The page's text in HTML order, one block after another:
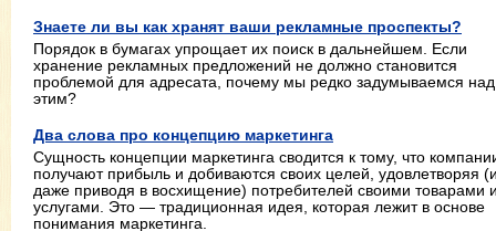
Знаете ли вы как хранят ваши рекламные проспекты?
Порядок в бумагах упрощает их поиск в дальнейшем. Если
хранение рекламных предложений не должно становится
проблемой для адресата, почему мы редко задумываемся над
этим?
Два слова про концепцию маркетинга
Сущность концепции маркетинга сводится к тому, что
получают прибыль и добиваются своих целей, удовлетворяя
даже приводя в восхищение) потребителей своими товарами
услугами. Это — традиционная идея, которая лежит в основе
понимания маркетинга.